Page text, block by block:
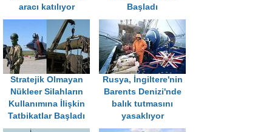
aracı katılıyor
Başladı
Stratejik Olmayan
Nükleer Silahların
Kullanımına İlişkin
Tatbikatlar Başladı
Rusya, İngiltere'nin
Barents Denizi'nde
balık tutmasını
yasaklıyor